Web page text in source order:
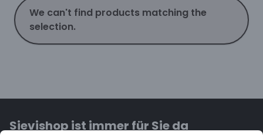
We can't find products matching the
selection.
Sievishop ist immer für Sie da